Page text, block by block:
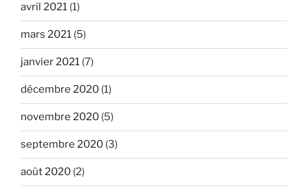
avril 2021 (1)
mars 2021 (5)
janvier 2021 (7)
décembre 2020 (1)
novembre 2020 (5)
septembre 2020 (3)
août 2020 (2)